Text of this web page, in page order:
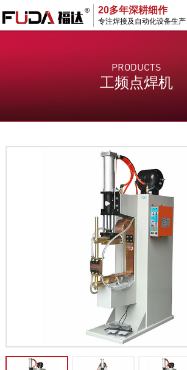
20多年深耕细作
专注焊接及自动化设备生产
PRODUCTS
工频点焊机